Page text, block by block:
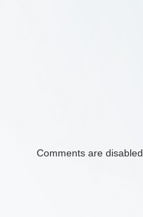
Comments are disabled